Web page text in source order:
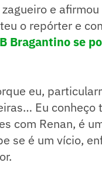
e
o repórter e
Bragantino se
eu,
Eu conheço
com Renan, é
se é um vício,